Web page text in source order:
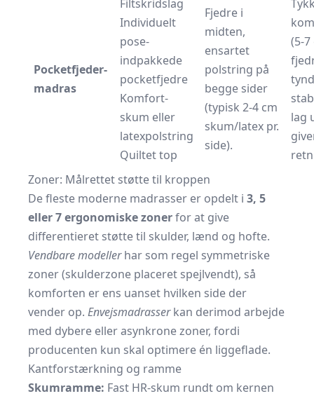
Pocketfjeder­
madras
Filtskrids­lag
Individuelt
pose­
indpakkede
pocket­fjedre
Komfort­
skum eller
latex­polstring
Quiltet top
Fjedre i
midten,
ensartet
polstring på
begge sider
(typisk 2-4 cm
skum/latex pr.
side).
(5-
lag
Zoner: Målrettet støtte til krop­pen
De fleste moderne madrasser er opdelt i 3, 5
eller 7 ergonomiske zonerfor at give
differentieret støtte til skulder, lænd og hofte.
Vendbare modellerhar som regel symmetriske
zoner (skulderzone placeret spejlvendt), så
komforten er ens uanset hvilken side der
vender op. Envejs­madrasserkan derimod arbejde
med dybere eller asynkrone zoner, fordi
producenten kun skal optimere én liggeflade.
Kantforstærkning og ramme
Skumramme: Fast HR-skum rundt om kernen